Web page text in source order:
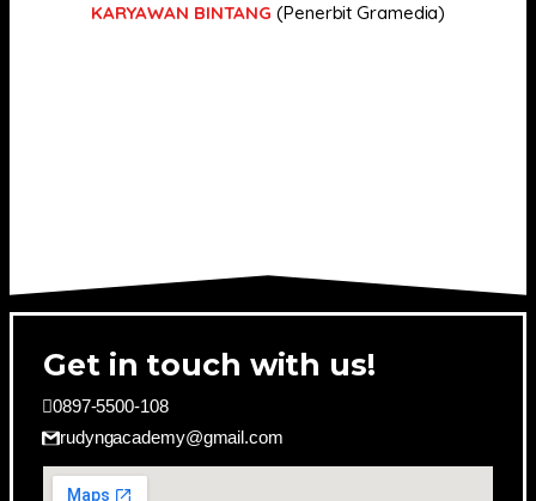
KARYAWAN BINTANG (Penerbit Gramedia)
Get in touch with us!
0897-5500-108
rudyngacademy@gmail.com